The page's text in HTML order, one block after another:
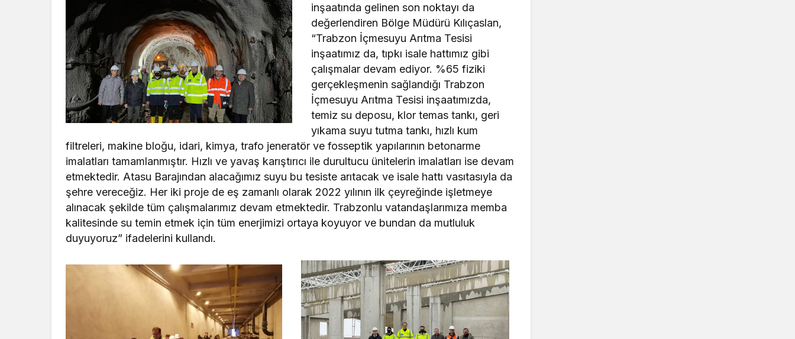
inşaatında gelinen son noktayı da
değerlendiren Bölge Müdürü Kılıçaslan,
“Trabzon İçmesuyu Arıtma Tesisi
inşaatımız da, tıpkı isale hattımız gibi
çalışmalar devam ediyor. %65 fiziki
gerçekleşmenin sağlandığı Trabzon
İçmesuyu Arıtma Tesisi inşaatımızda,
temiz su deposu, klor temas tankı, geri
yıkama suyu tutma tankı, hızlı kum
filtreleri, makine bloğu, idari, kimya, trafo jeneratör ve fosseptik yapılarının betonarme
imalatları tamamlanmıştır. Hızlı ve yavaş karıştırıcı ile durultucu ünitelerin imalatları ise devam
etmektedir. Atasu Barajından alacağımız suyu bu tesiste arıtacak ve isale hattı vasıtasıyla da
şehre vereceğiz. Her iki proje de eş zamanlı olarak 2022 yılının ilk çeyreğinde işletmeye
alınacak şekilde tüm çalışmalarımız devam etmektedir. Trabzonlu vatandaşlarımıza memba
kalitesinde su temin etmek için tüm enerjimizi ortaya koyuyor ve bundan da mutluluk
duyuyoruz” ifadelerini kullandı.